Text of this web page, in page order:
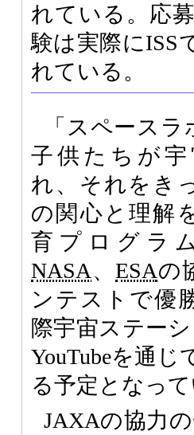
れている。応
験は実際にISS
れている。
「スペース
子供たちが
れ、それをき
の関心と理解
育プログラ
NASA、 ESAの
ンテストで優
際宇宙ステー
YouTubeを通
る予定となって
JAXAの協力